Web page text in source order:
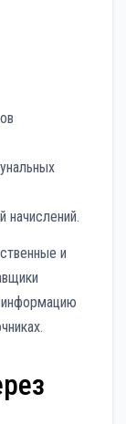
начислений.
и